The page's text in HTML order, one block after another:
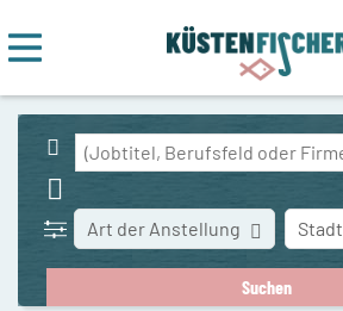
Stadt
Art der Anstellung